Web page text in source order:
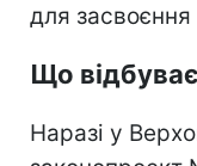
для засвоєння
Що
Наразі у